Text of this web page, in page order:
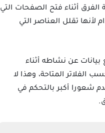
أثناء فتح الصفحات التي
لأنها تقلل العناصر التي
عن نشاطه أثناء
الفلاتر المتاحة، وهذا لا
شعورا أكبر بالتحكم في